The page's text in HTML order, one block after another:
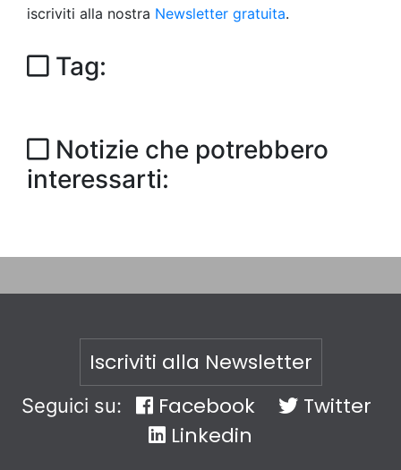
iscriviti alla nostra Newsletter gratuita.
Tag:
Notizie che potrebbero
interessarti:
Iscriviti alla Newsletter
Seguici su: Facebook
Twitter
Linkedin